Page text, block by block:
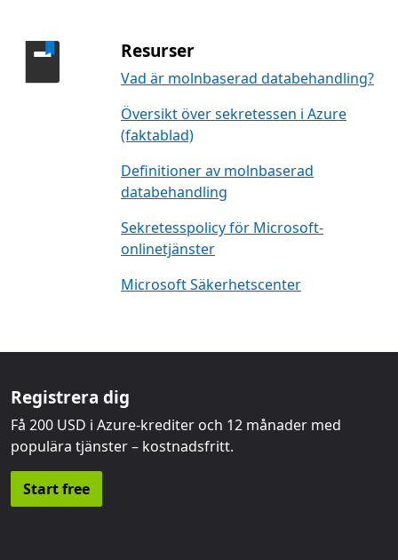
Resurser
Vad är molnbaserad databehandling?
Översikt över sekretessen i Azure
(faktablad)
Definitioner av molnbaserad
databehandling
Sekretesspolicy för Microsoft-
onlinetjänster
Microsoft Säkerhetscenter
Registrera dig
Få 200 USD i Azure-krediter och 12 månader med
populära tjänster – kostnadsfritt.
Start free